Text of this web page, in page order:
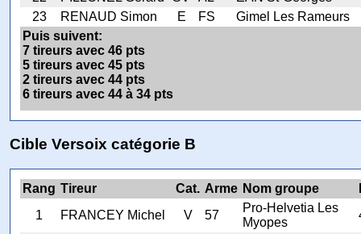
23
RENAUD Simon E FS
Gimel Les Rameurs
Puis suivent:
7 tireurs avec 46 pts
5 tireurs avec 45 pts
2 tireurs avec 44 pts
6 tireurs avec 44 à 34 pts
Cible Versoix catégorie B
Rang Tireur Cat. Arme Nom groupe
1
FRANCEY Michel V 57
Pro-Helvetia Les
Myopes